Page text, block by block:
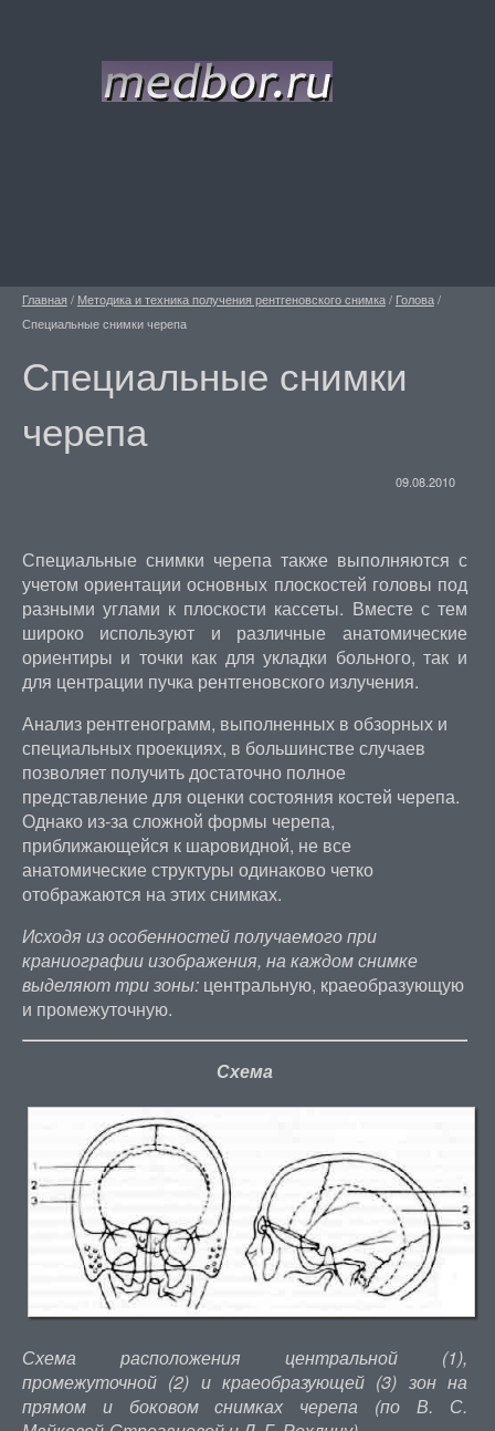
Главная / Методика и техника получения рентгеновского снимка/ Голова/
Специальные снимки черепа
Специальные снимки
черепа
09.08.2010
Специальные снимки черепа также выполняются с
учетом ориентации основных плоскостей головы под
разными углами к плоскости кассеты. Вместе с тем
широко используют и различные анатомические
ориентиры и точки как для укладки больного, так и
для центрации пучка рентгеновского излучения.
Анализ рентгенограмм, выполненных в обзорных и
специальных проекциях, в большинстве случаев
позволяет получить достаточно полное
представление для оценки состояния костей черепа.
Однако из-за сложной формы черепа,
приближающейся к шаровидной, не все
анатомические структуры одинаково четко
отображаются на этих снимках.
Исходя из особенностей получаемого при
краниографии изображения, на каждом снимке
выделяют три зоны: центральную, краеобразующую
и промежуточную.
Схема
Схема расположения центральной (1),
промежуточной (2) и краеобразующей (3) зон на
прямом и боковом снимках черепа (по В. С.